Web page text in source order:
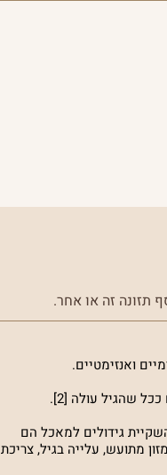
תזונה זה או אחר.
ואנזימטיים.
גידולים למאכל הם
מתועש, עלייה בגיל, צריכת